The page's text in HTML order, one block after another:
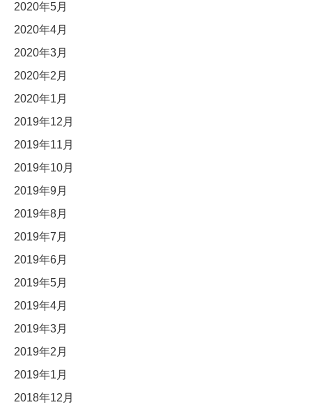
2020年5月
2020年4月
2020年3月
2020年2月
2020年1月
2019年12月
2019年11月
2019年10月
2019年9月
2019年8月
2019年7月
2019年6月
2019年5月
2019年4月
2019年3月
2019年2月
2019年1月
2018年12月